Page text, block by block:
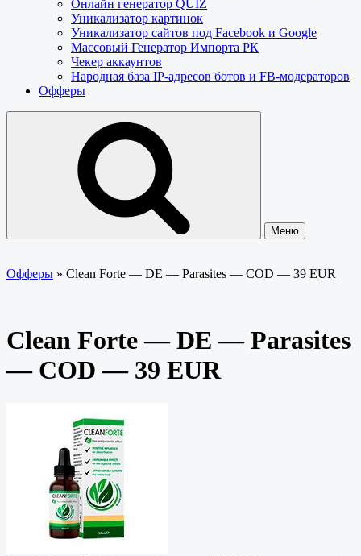
Онлайн генератор QUIZ
Уникализатор картинок
Уникализатор сайтов под Facebook и Google
Массовый Генератор Импорта РК
Чекер аккаунтов
Народная база IP-адресов ботов и FB-модераторов
Офферы
Меню
Офферы » Clean Forte — DE — Parasites — COD — 39 EUR
Clean Forte — DE — Parasites
— COD — 39 EUR